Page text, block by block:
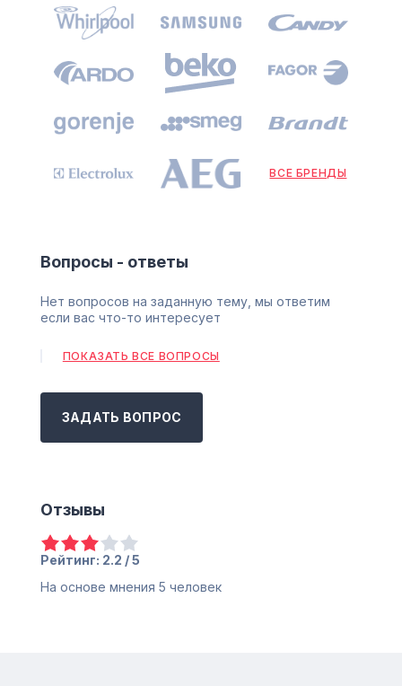
ВСЕ БРЕНДЫ
Вопросы - ответы
Нет вопросов на заданную тему, мы ответим
если вас что-то интересует
ПОКАЗАТЬ ВСЕ ВОПРОСЫ
ЗАДАТЬ ВОПРОС
Отзывы
Рейтинг: 2.2 / 5
На основе мнения 5 человек